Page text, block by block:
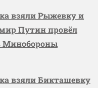
взяли Рыжевку и
Путин провёл
Минобороны
взяли Бикташевку